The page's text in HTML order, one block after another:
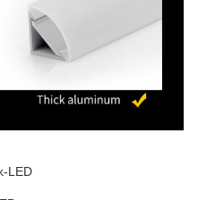
LED